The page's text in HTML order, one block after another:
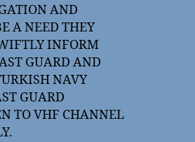
AND
A NEED THEY
INFORM
GUARD AND
NAVY
GUARD
TO VHF CHANNEL